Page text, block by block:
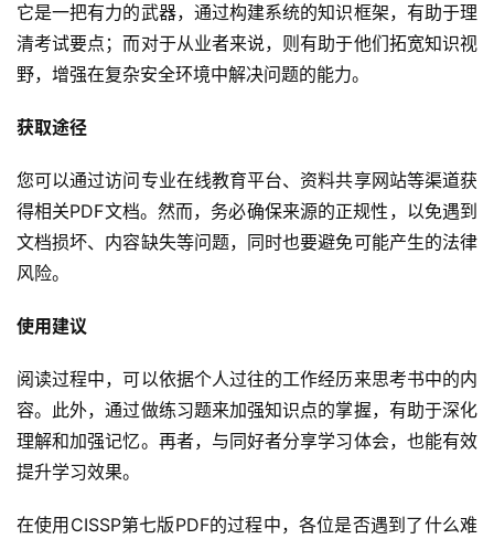
它是一把有力的武器，通过构建系统的知识框架，有助于理
清考试要点；而对于从业者来说，则有助于他们拓宽知识视
野，增强在复杂安全环境中解决问题的能力。
获取途径
您可以通过访问专业在线教育平台、资料共享网站等渠道获
得相关PDF文档。然而，务必确保来源的正规性，以免遇到
文档损坏、内容缺失等问题，同时也要避免可能产生的法律
风险。
使用建议
阅读过程中，可以依据个人过往的工作经历来思考书中的内
容。此外，通过做练习题来加强知识点的掌握，有助于深化
理解和加强记忆。再者，与同好者分享学习体会，也能有效
提升学习效果。
在使用CISSP第七版PDF的过程中，各位是否遇到了什么难